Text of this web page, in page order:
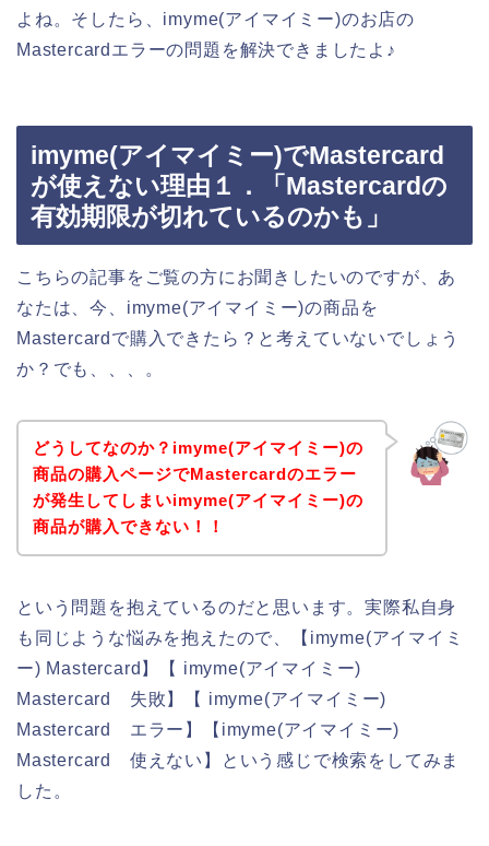
よね。そしたら、imyme(アイマイミー)のお店の
Mastercardエラーの問題を解決できましたよ♪
imyme(アイマイミー)でMastercard
が使えない理由１．「Mastercardの
有効期限が切れているのかも」
こちらの記事をご覧の方にお聞きしたいのですが、あ
なたは、今、imyme(アイマイミー)の商品を
Mastercardで購入できたら？と考えていないでしょう
か？でも、、、。
どうしてなのか？imyme(アイマイミー)の
商品の購入ページでMastercardのエラー
が発生してしまいimyme(アイマイミー)の
商品が購入できない！！
という問題を抱えているのだと思います。実際私自身
も同じような悩みを抱えたので、【imyme(アイマイミ
ー) Mastercard】【 imyme(アイマイミー)
Mastercard 失敗】【 imyme(アイマイミー)
Mastercard エラー】【imyme(アイマイミー)
Mastercard 使えない】という感じで検索をしてみま
した。